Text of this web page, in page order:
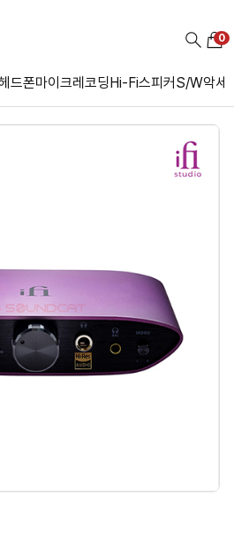
드폰마이크레코딩Hi-Fi스피커S/W악세
0